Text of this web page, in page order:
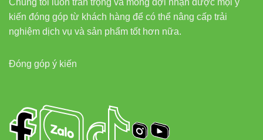
Khám phá thêm các sản phẩm LED khác:Đèn led Bulb
Vinaled ,Đèn led âm trần Vinaled,Đèn led panel Vinaled
kiến đóng góp từ khách hàng để có thể nâng cấp trải
nghiệm dịch vụ và sản phẩm tốt hơn nữa.
Đóng góp ý kiến